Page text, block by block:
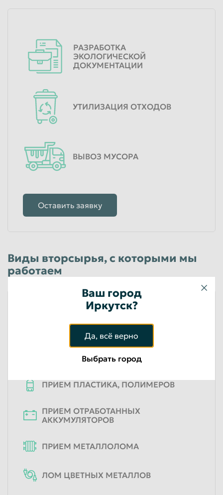
РАЗРАБОТКА
ЭКОЛОГИЧЕСКОЙ
ДОКУМЕНТАЦИИ
УТИЛИЗАЦИЯ ОТХОДОВ
ВЫВОЗ МУСОРА
Оставить заявку
Виды вторсырья, с которыми мы
работаем
ПРИЕМ ЭЛЕКТРОННОГО ЛОМА
ПРИЕМ МАКУЛАТУРЫ
ПРИЕМ ПЛАСТИКА, ПОЛИМЕРОВ
ПРИЕМ ОТРАБОТАННЫХ
АККУМУЛЯТОРОВ
ПРИЕМ МЕТАЛЛОЛОМА
ЛОМ ЦВЕТНЫХ МЕТАЛЛОВ
Ваш город
Иркутск?
Да, всё верно
Выбрать город